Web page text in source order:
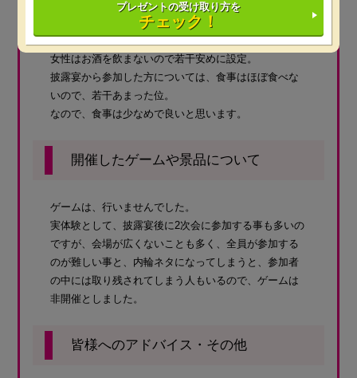
会費の設定で検討したこと
女性はお酒を飲まないので若干安めに設定。
披露宴から参加した方については、食事はほぼ食べな
いので、若干あまった位。
なので、食事は少なめで良いと思います。
開催したゲームや景品について
ゲームは、行いませんでした。
実体験として、披露宴後に2次会に参加する事も多いの
ですが、会場が広くないことも多く、全員が参加する
のが難しい事と、内輪ネタになってしまうと、参加者
の中には取り残されてしまう人もいるので、ゲームは
非開催としました。
皆様へのアドバイス・その他
プレゼントの受け取り方を
チェック！